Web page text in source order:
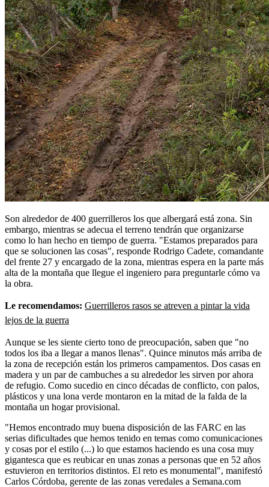
Son alrededor de 400 guerrilleros los que albergará está zona. Sin
embargo, mientras se adecua el terreno tendrán que organizarse
como lo han hecho en tiempo de guerra. "Estamos preparados para
que se solucionen las cosas", responde Rodrigo Cadete, comandante
del frente 27 y encargado de la zona, mientras espera en la parte más
alta de la montaña que llegue el ingeniero para preguntarle cómo va
la obra.
Le recomendamos: Guerrilleros rasos se atreven a pintar la vida
lejos de la guerra
Aunque se les siente cierto tono de preocupación, saben que "no
todos los iba a llegar a manos llenas". Quince minutos más arriba de
la zona de recepción están los primeros campamentos. Dos casas en
madera y un par de cambuches a su alrededor les sirven por ahora
de refugio. Como sucedio en cinco décadas de conflicto, con palos,
plásticos y una lona verde montaron en la mitad de la falda de la
montaña un hogar provisional.
"Hemos encontrado muy buena disposición de las FARC en las
serias dificultades que hemos tenido en temas como comunicaciones
y cosas por el estilo (...) lo que estamos haciendo es una cosa muy
gigantesca que es reubicar en unas zonas a personas que en 52 años
estuvieron en territorios distintos. El reto es monumental", manifestó
Carlos Córdoba, gerente de las zonas veredales a Semana.com